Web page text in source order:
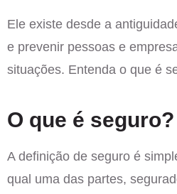
Ele existe desde a
e prevenir pessoas e
situações. Entenda o que é
O que é seguro?
A definição de seguro é
qual uma das partes,